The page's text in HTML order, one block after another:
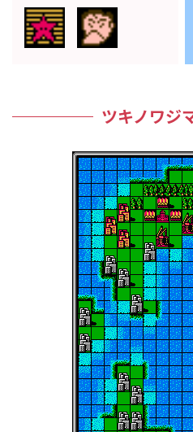
ツキノワジ